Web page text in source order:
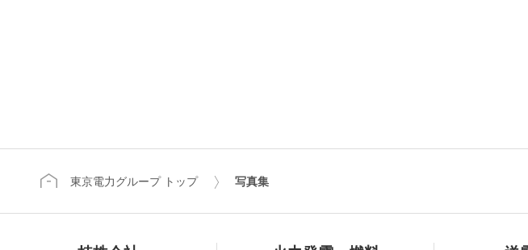
東京電力グループ トップ 写真集